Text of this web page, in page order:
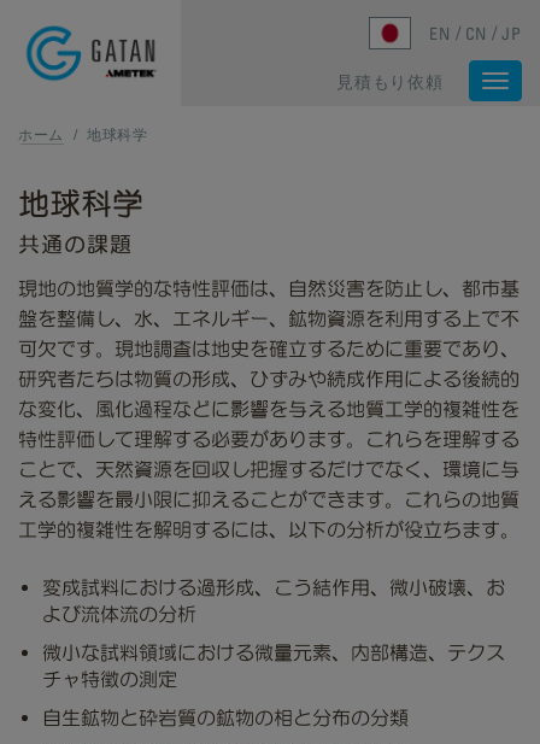
EN CN JP
見積もり依頼
ホーム / 地球科学
地球科学
共通の課題
現地の地質学的な特性評価は、自然災害を防止し、都市基
盤を整備し、水、エネルギー、鉱物資源を利用する上で不
可欠です。現地調査は地史を確立するために重要であり、
研究者たちは物質の形成、ひずみや続成作用による後続的
な変化、風化過程などに影響を与える地質工学的複雑性を
特性評価して理解する必要があります。これらを理解する
ことで、天然資源を回収し把握するだけでなく、環境に与
える影響を最小限に抑えることができます。これらの地質
工学的複雑性を解明するには、以下の分析が役立ちます。
変成試料における過形成、こう結作用、微小破壊、お
よび流体流の分析
微小な試料領域における微量元素、内部構造、テクス
チャ特徴の測定
自生鉱物と砕岩質の鉱物の相と分布の分類